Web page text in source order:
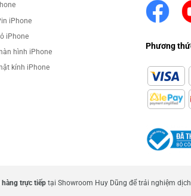
iPhone
iPhone
hình iPhone
kính iPhone
Phương
trực tiếptại Showroom Huy Dũng để trải nghiệm